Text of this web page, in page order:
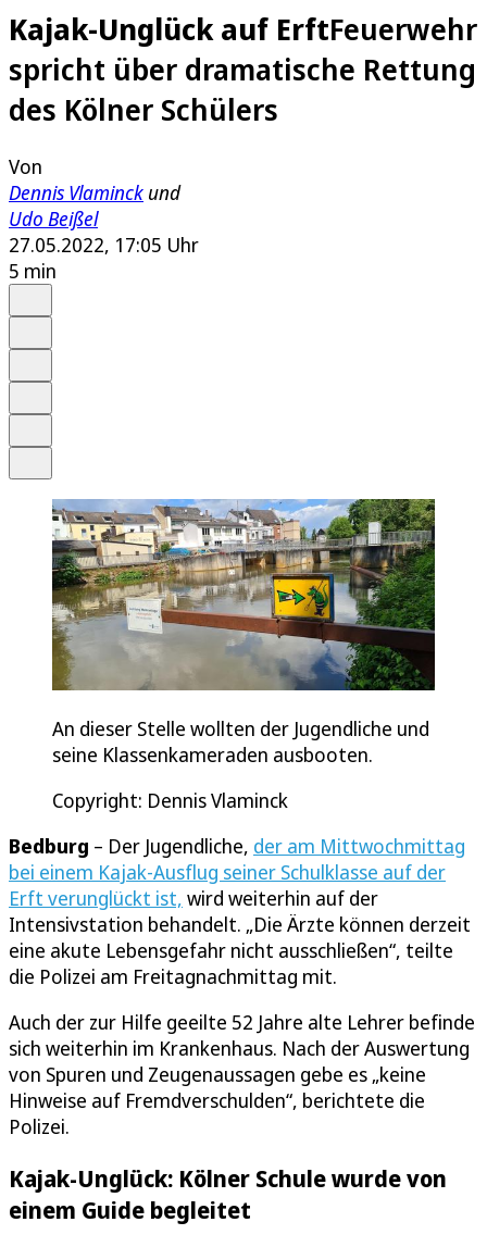
Kajak-Unglück auf ErftFeuerwehr
spricht über dramatische Rettung
des Kölner Schülers
Von
Dennis Vlaminck und
Udo Beißel
27.05.2022, 17:05 Uhr
5 min
An dieser Stelle wollten der Jugendliche und
seine Klassenkameraden ausbooten.
Copyright: Dennis Vlaminck
Bedburg – Der Jugendliche, der am Mittwochmittag
bei einem Kajak-Ausflug seiner Schulklasse auf der
Erft verunglückt ist, wird weiterhin auf der
Intensivstation behandelt. „Die Ärzte können derzeit
eine akute Lebensgefahr nicht ausschließen“, teilte
die Polizei am Freitagnachmittag mit.
Auch der zur Hilfe geeilte 52 Jahre alte Lehrer befinde
sich weiterhin im Krankenhaus. Nach der Auswertung
von Spuren und Zeugenaussagen gebe es „keine
Hinweise auf Fremdverschulden“, berichtete die
Polizei.
Kajak-Unglück: Kölner Schule wurde von
einem Guide begleitet